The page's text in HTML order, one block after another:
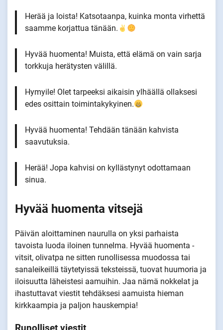
Herää ja loista! Katsotaanpa, kuinka monta virhettä
saamme korjattua tänään.
Hyvää huomenta! Muista, että elämä on vain sarja
torkkuja herätysten välillä.
Hymyile! Olet tarpeeksi aikaisin ylhäällä ollaksesi
edes osittain toimintakykyinen.
Hyvää huomenta! Tehdään tänään kahvista
saavutuksia.
Herää! Jopa kahvisi on kyllästynyt odottamaan
sinua.
Hyvää huomenta vitsejä
Päivän aloittaminen naurulla on yksi parhaista
tavoista luoda iloinen tunnelma. Hyvää huomenta -
vitsit, olivatpa ne sitten runollisessa muodossa tai
sanaleikeillä täytetyissä teksteissä, tuovat huumoria ja
iloisuutta läheistesi aamuihin. Jaa nämä nokkelat ja
ihastuttavat viestit tehdäksesi aamuista hieman
kirkkaampia ja paljon hauskempia!